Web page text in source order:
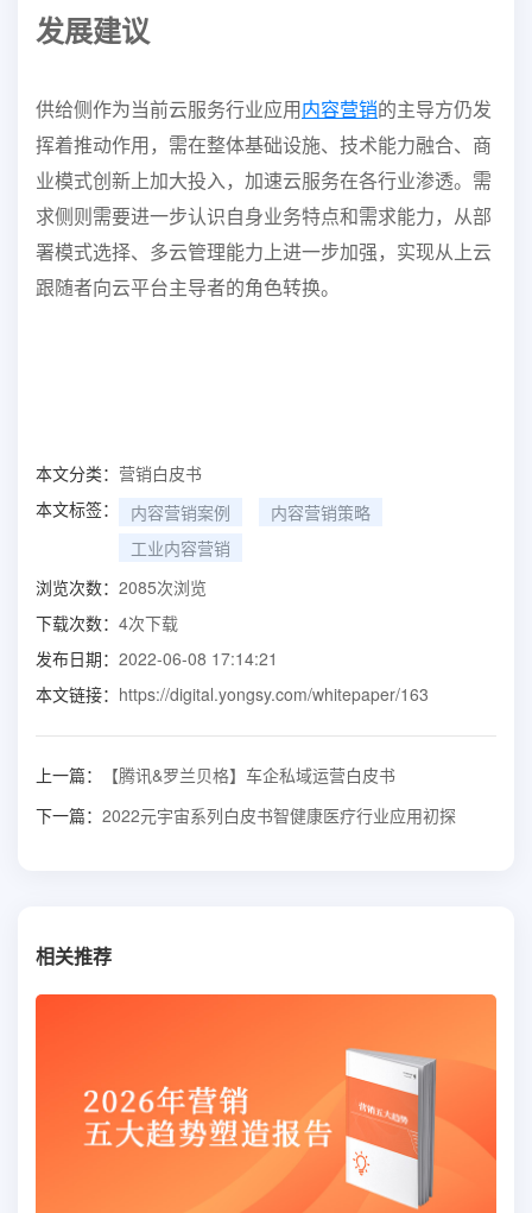
发展建议
供给侧作为当前云服务行业应用内容营销的主导方仍发
挥着推动作用，需在整体基础设施、技术能力融合、商
业模式创新上加大投入，加速云服务在各行业渗透。需
求侧则需要进一步认识自身业务特点和需求能力，从部
署模式选择、多云管理能力上进一步加强，实现从上云
跟随者向云平台主导者的角色转换。
本文分类： 营销白皮书
本文标签：
内容营销案例
内容营销策略
工业内容营销
浏览次数： 2085次浏览
下载次数： 4次下载
发布日期： 2022-06-08 17:14:21
本文链接： https://digital.yongsy.com/whitepaper/163
上一篇：
【腾讯&罗兰贝格】车企私域运营白皮书
下一篇： 2022元宇宙系列白皮书智健康医疗行业应用初探
相关推荐